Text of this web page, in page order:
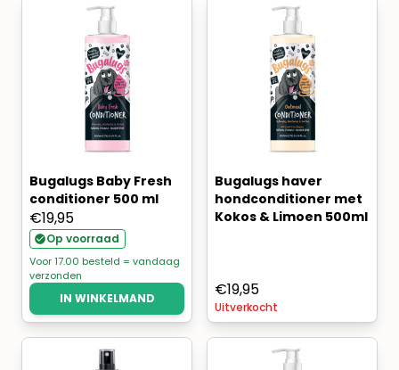
Bugalugs Baby Fresh
conditioner 500 ml
€19,95
Op voorraad
Voor 17.00 besteld = vandaag
verzonden
IN WINKELMAND
Bugalugs haver
hondconditioner met
Kokos & Limoen 500ml
€19,95
Uitverkocht